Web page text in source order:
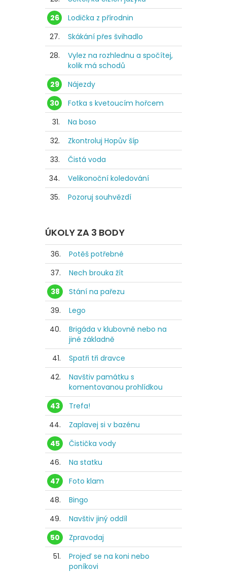
26
Lodička z přírodnin
27.
Skákání přes švihadlo
28.
Vylez na rozhlednu a spočítej,
kolik má schodů
29
Nájezdy
30
Fotka s kvetoucím hořcem
31.
Na boso
32.
Zkontroluj Hopův šíp
33.
Čistá voda
34.
Velikonoční koledování
35.
Pozoruj souhvězdí
ÚKOLY ZA 3 BODY
36.
Potěš potřebné
37.
Nech brouka žít
38
Stání na pařezu
39.
Lego
40.
Brigáda v klubovně nebo na
jiné základně
41.
Spatři tři dravce
42.
Navštiv památku s
komentovanou prohlídkou
43
Trefa!
44.
Zaplavej si v bazénu
45
Čistička vody
46.
Na statku
47
Foto klam
48.
Bingo
49.
Navštiv jiný oddíl
50
Zpravodaj
51.
Projeď se na koni nebo
poníkovi